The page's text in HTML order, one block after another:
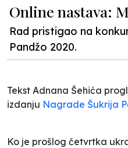
Online nastava:
Rad pristigao na
Pandžo 2020.
Tekst Adnana Šehića
izdanju Nagrade Šukrija
Ko je prošlog četvrtka